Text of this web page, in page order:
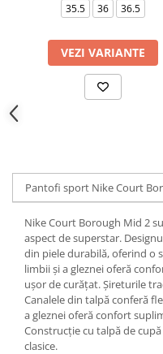
35.5 36 36.5
VEZI VARIANTE
Pantofi sport Nike Court
Nike Court Borough Mid 2
aspect de superstar.
din piele durabilă, oferind o
limbii și a gleznei oferă
ușor de curățat. Șireturile
Canalele din talpă conferă
a gleznei oferă confort
Construcție cu talpă de
clasice.